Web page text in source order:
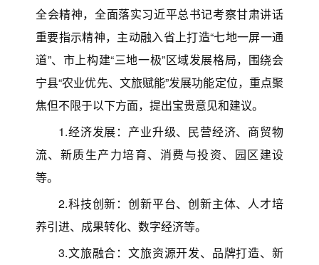
全会精神，全面落实习近平总书记考察甘肃讲话
重要指示精神，主动融入省上打造“七地一屏一通
道”、市上构建“三地一极”区域发展格局，围绕会
宁县“农业优先、文旅赋能”发展功能定位，重点聚
焦但不限于以下方面，提出宝贵意见和建议。
1.经济发展：产业升级、民营经济、商贸物
流、新质生产力培育、消费与投资、园区建设
等。
2.科技创新：创新平台、创新主体、人才培
养引进、成果转化、数字经济等。
3.文旅融合：文旅资源开发、品牌打造、新